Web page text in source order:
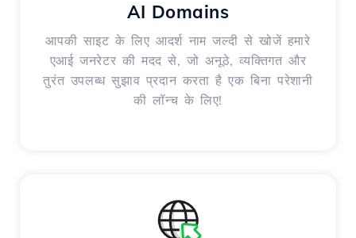
AI Domains
आपकी साइट के लिए आदर्श नाम जल्दी से खोजें हमारे
एआई जनरेटर की मदद से, जो अनूठे, व्यक्तिगत और
तुरंत उपलब्ध सुझाव प्रदान करता है एक बिना परेशानी
की लॉन्च के लिए!